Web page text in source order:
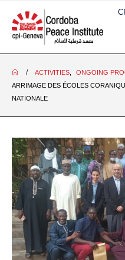
ACTIVITIES, ONGOING
ARRIMAGE DES ÉCOLES
NATIONALE